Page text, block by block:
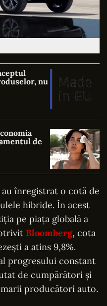
nu
de
înregistrat o cotă de
hibride. În acest
pe piața globală a
Bloomberg, cota
a atins 9,8%.
progresului constant
de cumpărători și
producători auto.